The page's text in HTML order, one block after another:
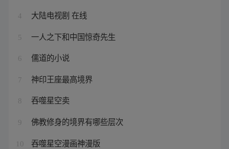
4 大陆电视剧 在线
5 一人之下和中国惊奇先生
6 儒道的小说
7 神印王座最高境界
8 吞噬星空卖
9 佛教修身的境界有哪些层次
10 吞噬星空漫画神漫版